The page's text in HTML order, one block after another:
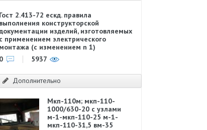
Гост 2.413-72 ескд. правила
выполнения конструкторской
изделий, изготовляемых
с применением электрического
монтажа (с изменением n 1)
0
5937
Дополнительно
Мкп-110м; мкп-110-
1000/630-20 с узлами
м-1-мкп-110-25 м-1-
мкп-110-31,5 вм-35